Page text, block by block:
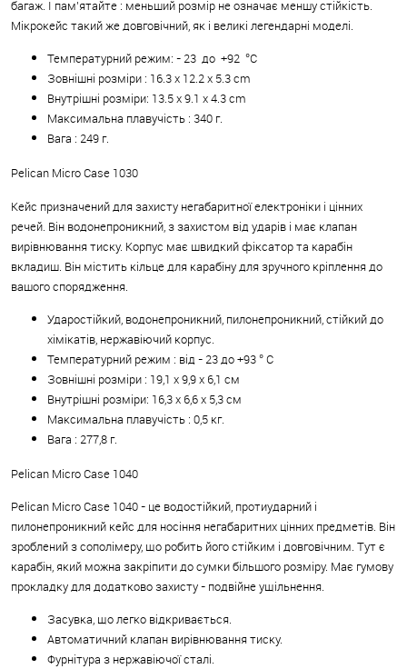
багаж. І пам’ятайте : меньший розмір не означає меншу стійкість.
Мікрокейс такий же довговічний, як і великі легендарні моделі.
Температурний режим: - 23 до +92 °C
Зовнішні розміри : 16.3 x 12.2 x 5.3 cm
Внутрішні розміри: 13.5 x 9.1 x 4.3 cm
Максимальна плавучість : 340 г.
Вага : 249 г.
Pelican Micro Case 1030
Кейс призначений для захисту негабаритної електроніки і цінних
речей. Він водонепроникний, з захистом від ударів і має клапан
вирівнювання тиску. Корпус має швидкий фіксатор та карабін
вкладиш. Він містить кільце для карабіну для зручного кріплення до
вашого спорядження.
Ударостійкий, водонепроникний, пилонепроникний, стійкий до
хімікатів, нержавіючий корпус.
Температурний режим : від - 23 до +93 ° C
Зовнішні розміри : 19,1 x 9,9 x 6,1 см
Внутрішні розміри: 16,3 x 6,6 x 5,3 см
Максимальна плавучість : 0,5 кг.
Вага : 277,8 г.
Pelican Micro Case 1040
Pelican Micro Case 1040 - це водостійкий, протиударний і
пилонепроникний кейс для носіння негабаритних цінних предметів. Він
зроблений з сополімеру, що робить його стійким і довговічним. Тут є
карабін, який можна закріпити до сумки більшого розміру. Має гумову
прокладку для додатково захисту - подвійне ущільнення.
Засувка, що легко відкривається.
Автоматичний клапан вирівнювання тиску.
Фурнітура з нержавіючої сталі.